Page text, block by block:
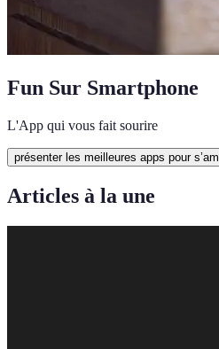
Fun Sur Smartphone
L'App qui vous fait sourire
présenter les meilleures apps pour
Articles à la une